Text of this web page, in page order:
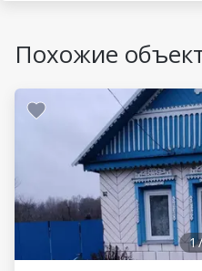
Похожие
1/